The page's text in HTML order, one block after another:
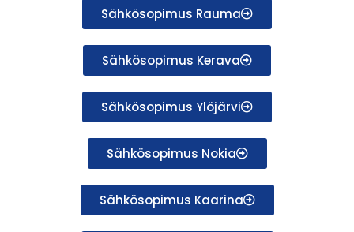
Sähkösopimus Rauma
Sähkösopimus Kerava
Sähkösopimus Ylöjärvi
Sähkösopimus Nokia
Sähkösopimus Kaarina